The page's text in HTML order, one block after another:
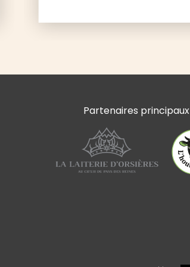
Partenaires principaux